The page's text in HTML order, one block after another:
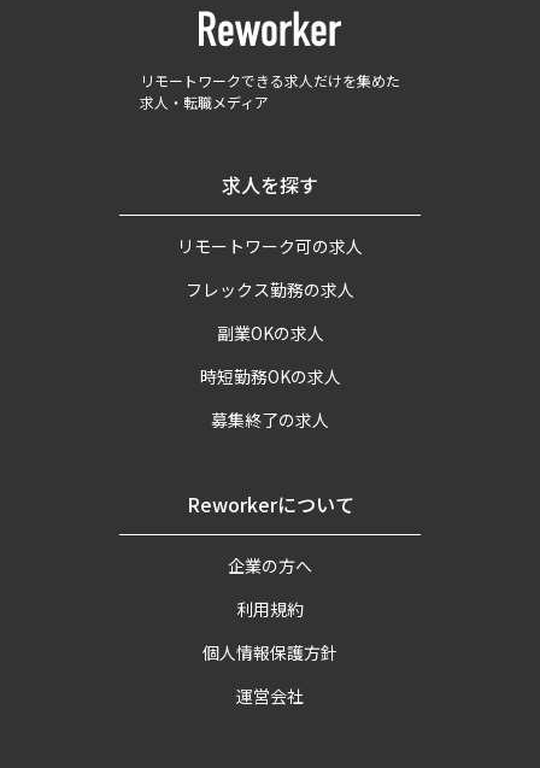
リモートワークできる求人だけを集めた
求人・転職メディア
求人を探す
リモートワーク可の求人
フレックス勤務の求人
副業OKの求人
時短勤務OKの求人
募集終了の求人
Reworkerについて
企業の方へ
利用規約
個人情報保護方針
運営会社